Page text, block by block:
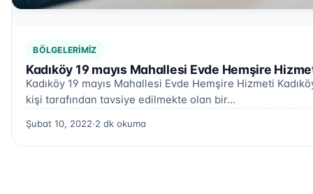
BÖLGELERIMIZ
Kadıköy 19 mayıs Mahallesi Evde Hemşire
Kadıköy 19 mayıs Mahallesi Evde Hemşire Hizmeti
kişi tarafından tavsiye edilmekte olan bir…
Şubat 10, 2022·2 dk okuma